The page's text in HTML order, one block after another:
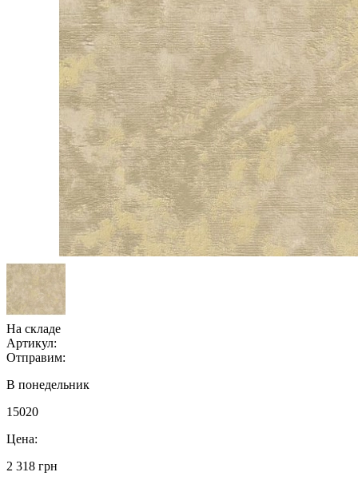
На складе
Артикул:
Отправим:
В понедельник
15020
Цена:
2 318 грн